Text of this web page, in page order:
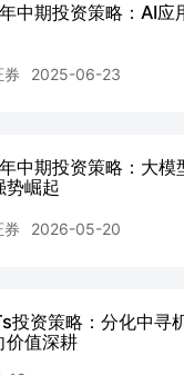
火词元经济的产业叙事
定中文译名“词元”，国家
词元’不仅是智能时代的
需求的“结算单位””，为
数据显示，
提升，目前已超过50%。
AgenticInference阶段。
任务时需要进行思维链
求正从用户增长驱动，转
与Agent工作流推动单次
中期投资策略：AI应
券 2025-06-23
中期投资策略：大模
势崛起
券 2026-05-20
投资策略：分化中寻
价值深耕